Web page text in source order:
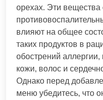
орехах. Эти вещества
влияют на общее
таких продуктов в
обострений
кожи, волос и
Однако перед
меню убедитесь, что